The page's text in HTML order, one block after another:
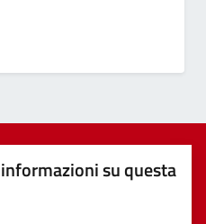
su questa